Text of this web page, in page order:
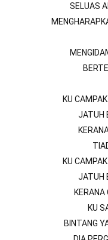
SELUAS
KU
JATUH
KU
JATUH
KU
BINTANG